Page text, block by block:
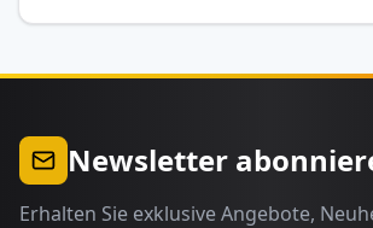
Newsletter
Erhalten Sie exklusive Angebote,